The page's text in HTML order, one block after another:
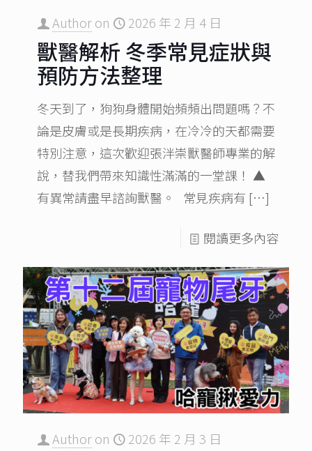
Authoron 2026 年 2 月 4 日
獸醫解析 冬季常見症狀與
預防方法整理
冬天到了，狗狗身體開始頻頻出問題嗎？不
論是皮膚或是長期疾病，在冷冷的天都需要
特別注意，這次歡迎張泮崇獸醫師專業的解
說，替我們帶來知識性滿滿的一堂課！ ▲
有異常請盡早諮詢獸醫。 常見疾病有 […]
閱讀更多內容
Authoron 2026 年 2 月 3 日